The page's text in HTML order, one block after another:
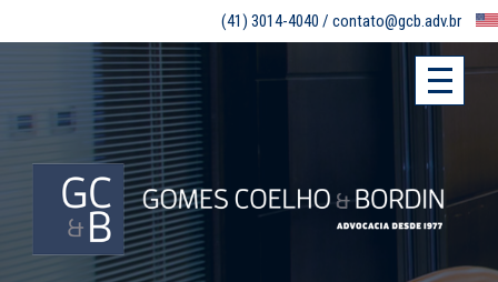
(41) 3014-4040 / contato@gcb.adv.br